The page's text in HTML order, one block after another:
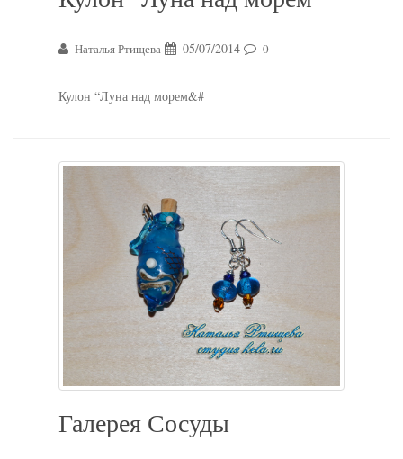
Наталья Ртищева 05/07/2014 0
Кулон “Луна над морем&#
Галерея Сосуды